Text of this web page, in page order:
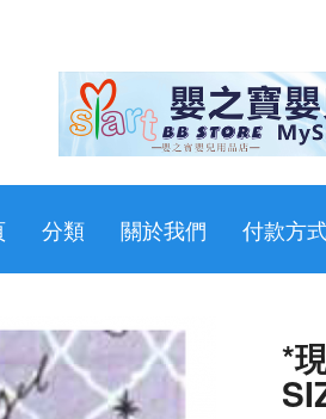
分類 關於我們 付款方
*